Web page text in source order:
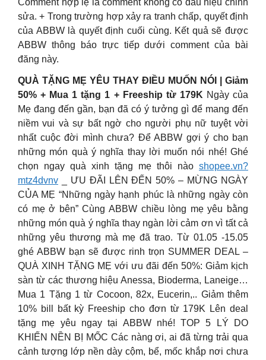
Comment hợp lệ là comment không có dấu hiệu chỉnh
sửa. + Trong trường hợp xảy ra tranh chấp, quyết định
của ABBW là quyết định cuối cùng. Kết quả sẽ được
ABBW thông báo trực tiếp dưới comment của bài
đăng này.
QUÀ TẶNG MẸ YÊU THAY ĐIỀU MUỐN NÓI | Giảm
50% + Mua 1 tặng 1 + Freeship từ 179K Ngày của
Mẹ đang đến gần, bạn đã có ý tưởng gì để mang đến
niềm vui và sự bất ngờ cho người phụ nữ tuyệt vời
nhất cuộc đời mình chưa? Để ABBW gợi ý cho bạn
những món quà ý nghĩa thay lời muốn nói nhé! Ghé
chọn ngay quà xinh tặng mẹ thôi nào shopee.vn?
mtz4dvnv _ ƯU ĐÃI LÊN ĐẾN 50% – MỪNG NGÀY
CỦA MẸ “Những ngày hạnh phúc là những ngày còn
có mẹ ở bên” Cùng ABBW chiều lòng mẹ yêu bằng
những món quà ý nghĩa thay ngàn lời cảm ơn vì tất cả
những yêu thương mà mẹ đã trao. Từ 01.05 -15.05
ghé ABBW bạn sẽ được rinh trọn SUMMER DEAL –
QUÀ XINH TẶNG MẸ với ưu đãi đến 50%: Giảm kịch
sàn từ các thương hiệu Anessa, Bioderma, Laneige…
Mua 1 Tặng 1 từ Cocoon, 82x, Eucerin,.. Giảm thêm
10% bill bất kỳ Freeship cho đơn từ 179K Lên deal
tặng mẹ yêu ngay tại ABBW nhé! TOP 5 LÝ DO
KHIẾN NỀN BỊ MỐC Các nàng ơi, ai đã từng trải qua
cảnh tượng lớp nền dày cộm, bể, mốc khắp nơi chưa